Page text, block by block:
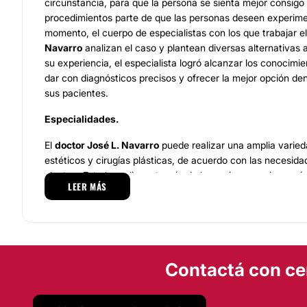
circunstancia, para que la persona se sienta mejor consigo
procedimientos parte de que las personas deseen
momento, el cuerpo de especialistas con los que trabajar
Navarro analizan el caso y plantean diversas alternativas
su experiencia, el especialista logró alcanzar los
dar con diagnósticos precisos y ofrecer la mejor opción
sus pacientes.
Especialidades.
El doctor José L. Navarro puede realizar una amplia
estéticos y cirugías plásticas, de acuerdo con las
plantee. Esto lo realiza a través de los mejores equipos
facilitando el desarrollo de los procedimientos y la
la abdominoplastia-lipectomia, el levantamiento de
senos, la blefaroplastia, la bichectomía
, entre otros
de manera personalizada a los intereses y necesidades
LEER MÁS
Contactá con